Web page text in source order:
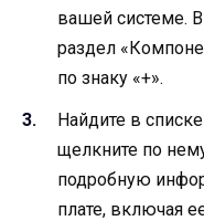
вашей системе.
раздел
по знаку «+».
Найдите в
щелкните по
подробную
плате, включая